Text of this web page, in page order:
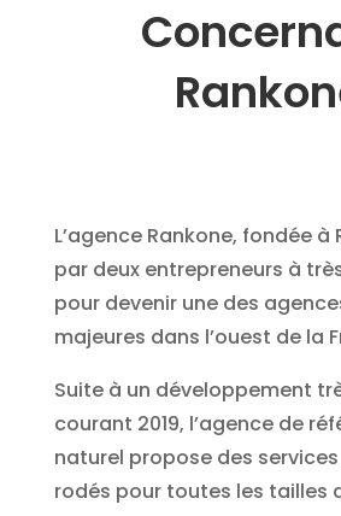
L’agence Rankone, fondée à
par deux entrepreneurs à
pour devenir une des
majeures dans l’ouest de la
Suite à un développement
courant 2019, l’agence de
naturel propose des
rodés pour toutes les tailles